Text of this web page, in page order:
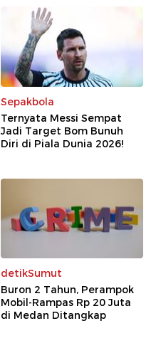
Sepakbola
Ternyata Messi Sempat
Jadi Target Bom Bunuh
Diri di Piala Dunia 2026!
detikSumut
Buron 2 Tahun, Perampok
Mobil-Rampas Rp 20 Juta
di Medan Ditangkap